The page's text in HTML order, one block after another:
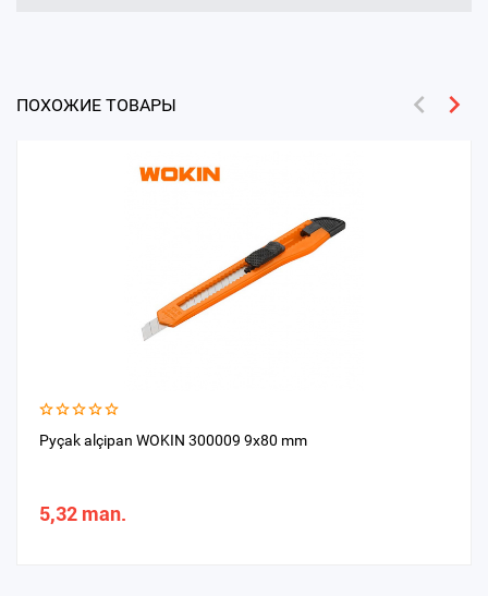
ПОХОЖИЕ ТОВАРЫ
Pyçak alçipan WOKIN 300009 9x80 mm
5,32 man.